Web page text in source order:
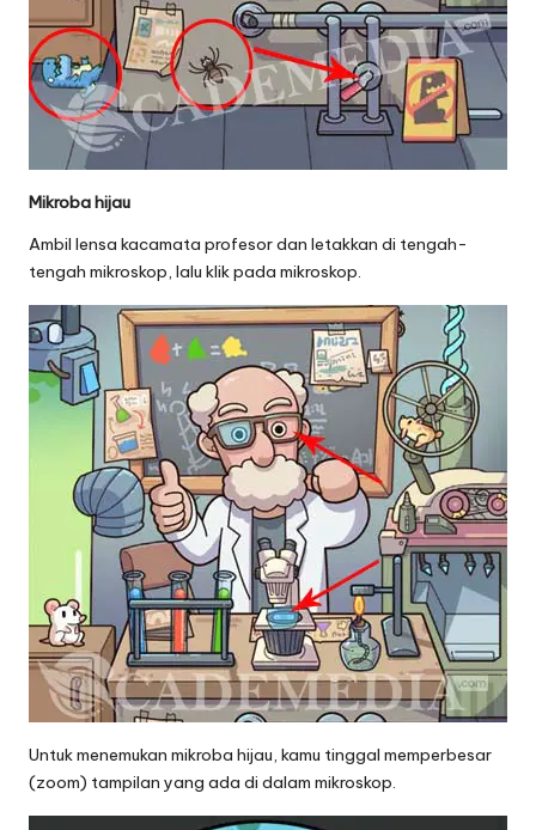
Mikroba hijau
Ambil lensa kacamata profesor dan letakkan di tengah-
tengah mikroskop, lalu klik pada mikroskop.
Untuk menemukan mikroba hijau, kamu tinggal memperbesar
(zoom) tampilan yang ada di dalam mikroskop.